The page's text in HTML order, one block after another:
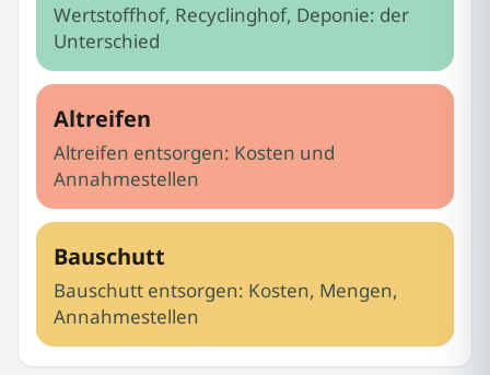
Wertstoffhof, Recyclinghof, Deponie: der
Unterschied
Altreifen
Altreifen entsorgen: Kosten und
Annahmestellen
Bauschutt
Bauschutt entsorgen: Kosten, Mengen,
Annahmestellen